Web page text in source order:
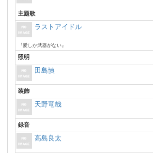
主題歌
ラストアイドル
『愛しか武器がない』
照明
田島慎
装飾
天野竜哉
録音
高島良太